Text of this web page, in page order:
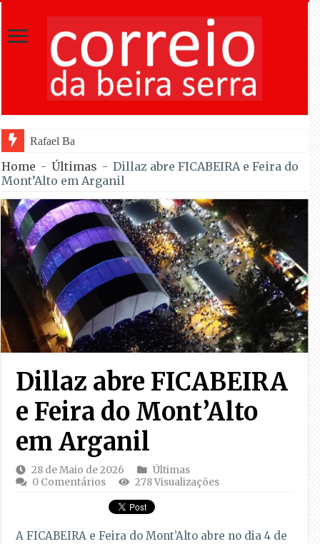
Rafael Barbas foi sétimo na Torre na e
Home - Últimas - Dillaz abre FICABEIRA e Feira do
Mont’Alto em Arganil
Dillaz abre FICABEIRA
e Feira do Mont’Alto
em Arganil
28 de Maio de 2026
Últimas
0 Comentários
278 Visualizações
A FICABEIRA e Feira do Mont’Alto abre no dia 4 de